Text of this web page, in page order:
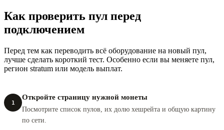
Как проверить пул перед
подключением
Перед тем как переводить всё оборудование на новый пул,
лучше сделать короткий тест. Особенно если вы меняете пул,
регион stratum или модель выплат.
1
Откройте страницу нужной монеты
Посмотрите список пулов, их долю хешрейта и общую картину
по сети.